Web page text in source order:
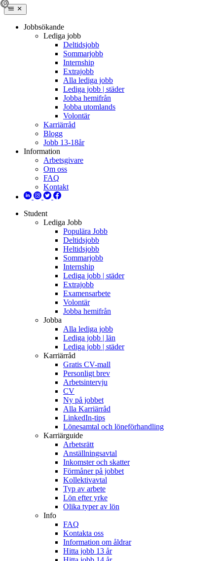
Jobbsökande
Lediga jobb
Deltidsjobb
Sommarjobb
Internship
Extrajobb
Alla lediga jobb
Lediga jobb | städer
Jobba hemifrån
Jobba utomlands
Volontär
Karriärråd
Blogg
Jobb 13-18år
Information
Arbetsgivare
Om oss
FAQ
Kontakt
Student
Lediga Jobb
Populära Jobb
Deltidsjobb
Heltidsjobb
Sommarjobb
Internship
Lediga jobb | städer
Extrajobb
Examensarbete
Volontär
Jobba hemifrån
Jobba
Alla lediga jobb
Lediga jobb | län
Lediga jobb | städer
Karriärråd
Gratis CV-mall
Personligt brev
Arbetsintervju
CV
Ny på jobbet
Alla Karriärråd
LinkedIn-tips
Lönesamtal och löneförhandling
Karriärguide
Arbetsrätt
Anställningsavtal
Inkomster och skatter
Förmåner på jobbet
Kollektivavtal
Typ av arbete
Lön efter yrke
Olika typer av lön
Info
FAQ
Kontakta oss
Information om åldrar
Hitta jobb 13 år